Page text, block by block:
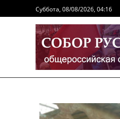
к
содержимому
Суббота, 08/08/2026, 04:16